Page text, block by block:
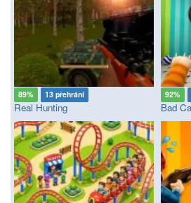
89% 13 přehrání
Real Hunting
92%